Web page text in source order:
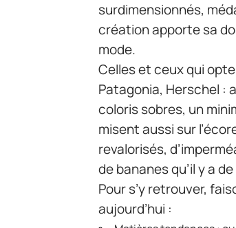
surdimensionnés,
création apporte sa
mode.
Celles et ceux qui
Patagonia, Herschel :
coloris sobres, un
misent aussi sur
revalorisés,
de bananes qu’il y a
Pour s’y retrouver,
aujourd’hui :